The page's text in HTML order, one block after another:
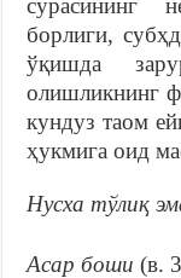
сурасининг
борлиги,
ўқишда
олишликнинг
кундуз таом
ҳукмига оид
Нусха тўлиқ
Асар боши (в.